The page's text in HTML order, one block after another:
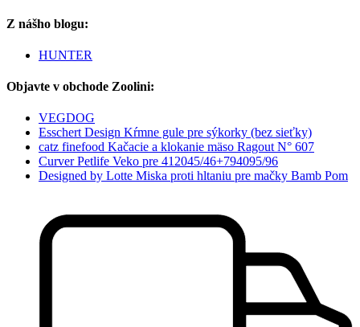
Z nášho blogu:
HUNTER
Objavte v obchode Zoolini:
VEGDOG
Esschert Design Kŕmne gule pre sýkorky (bez sieťky)
catz finefood Kačacie a klokanie mäso Ragout N° 607
Curver Petlife Veko pre 412045/46+794095/96
Designed by Lotte Miska proti hltaniu pre mačky Bamb Pom